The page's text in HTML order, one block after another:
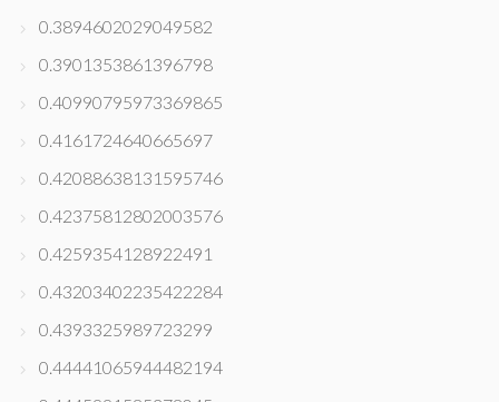
0.3894602029049582
0.3901353861396798
0.40990795973369865
0.4161724640665697
0.42088638131595746
0.42375812802003576
0.4259354128922491
0.43203402235422284
0.4393325989723299
0.44441065944482194